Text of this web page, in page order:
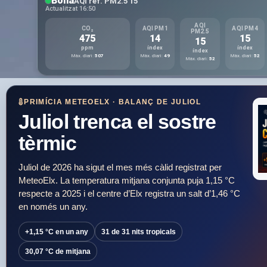
AVÍS PRÒXIM
Aviso de
Vigent de 08/
Temperatura
Actualitzat 06/
Actualitzat 16:50
CO₂
475
ppm
Màx. diari:507
AQI PM1
14
índex
Màx. diari:49
AQI
PM2.5
15
índex
Màx. diari: 52
AQI PM4
15
índex
Màx. diari:52
PRIMÍCIA METEOELX · BALANÇ DE JULIOL
Juliol trenca el sostre
tèrmic
Juliol de 2026 ha sigut el mes més càlid registrat per
MeteoElx. La temperatura mitjana conjunta puja 1,15 °C
respecte a 2025 i el centre d’Elx registra un salt d’1,46 °C
en només un any.
+1,15 °C en un any 31 de 31 nits tropicals
30,07 °C de mitjana